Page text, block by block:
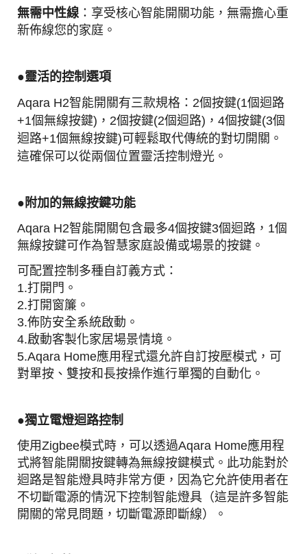
無需中性線：享受核心智能開關功能，無需擔心重
新佈線您的家庭。
●靈活的控制選項
Aqara H2智能開關有三款規格： 2個按鍵(1個迴路
+1個無線按鍵)，2個按鍵(2個迴路)，4個按鍵(3個
迴路+1個無線按鍵)可輕鬆取代傳統的對切開關。
這確保可以從兩個位置靈活控制燈光。
●附加的無線按鍵功能
Aqara H2智能開關包含最多4個按鍵3個迴路，1個
無線按鍵可作為智慧家庭設備或場景的按鍵。
可配置控制多種自訂義方式：
1.打開門。
2.打開窗簾。
3.佈防安全系統啟動。
4.啟動客製化家居場景情境。
5.Aqara Home應用程式還允許自訂按壓模式，可
對單按、雙按和長按操作進行單獨的自動化。
●獨立電燈迴路控制
使用Zigbee模式時，可以透過Aqara Home應用程
式將智能開關按鍵轉為無線按鍵模式。此功能對於
迴路是智能燈具時非常方便，因為它允許使用者在
不切斷電源的情況下控制智能燈具（這是許多智能
開關的常見問題，切斷電源即斷線）。